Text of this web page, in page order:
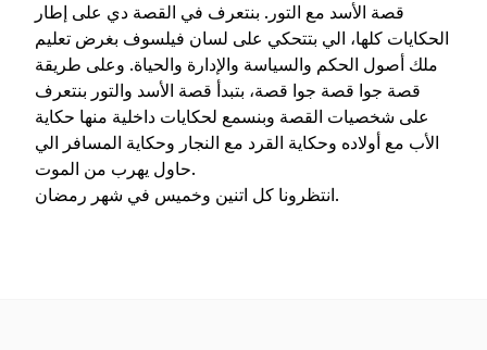
قصة الأسد مع التور. بنتعرف في القصة دي على إطار
الحكايات كلها، الي بتتحكي على لسان فيلسوف بغرض تعليم
ملك أصول الحكم والسياسة والإدارة والحياة. وعلى طريقة
قصة جوا قصة جوا قصة، بتبدأ قصة الأسد والتور بنتعرف
على شخصيات القصة وبنسمع لحكايات داخلية منها حكاية
الأب مع أولاده وحكاية القرد مع النجار وحكاية المسافر الي
حاول يهرب من الموت.
انتظرونا كل اتنين وخميس في شهر رمضان.